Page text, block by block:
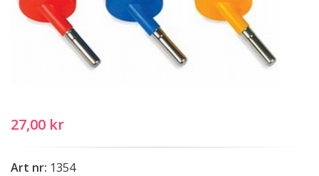
27,00 kr
Art nr: 1354